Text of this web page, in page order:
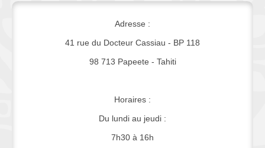
Adresse :
41 rue du Docteur Cassiau - BP 118
98 713 Papeete - Tahiti
Horaires :
Du lundi au jeudi :
7h30 à 16h